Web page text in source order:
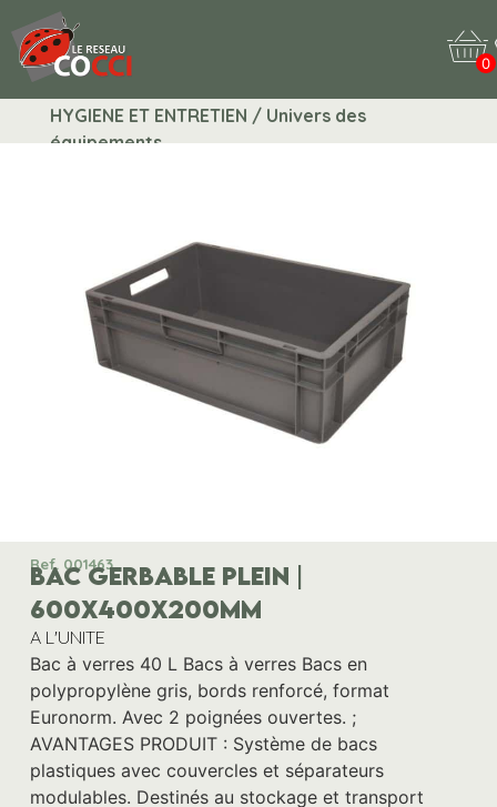
0
HYGIENE ET ENTRETIEN / Univers des
équipements
Ref. 001463
BAC GERBABLE PLEIN |
600x400x200MM
A L'UNITE
Bac à verres 40 L Bacs à verres Bacs en
polypropylène gris, bords renforcé, format
Euronorm. Avec 2 poignées ouvertes. ;
AVANTAGES PRODUIT : Système de bacs
plastiques avec couvercles et séparateurs
modulables. Destinés au stockage et transport